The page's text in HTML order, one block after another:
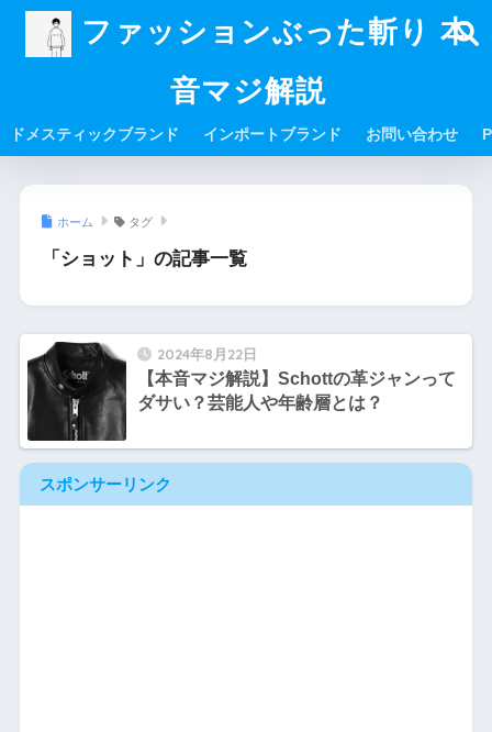
ファッションぶった斬り 本
音マジ解説
ドメスティックブランド インポートブランド お問い合わせ
ホーム タグ
「ショット」の記事一覧
2024年8月22日
【本音マジ解説】Schottの革ジャンって
ダサい？芸能人や年齢層とは？
スポンサーリンク